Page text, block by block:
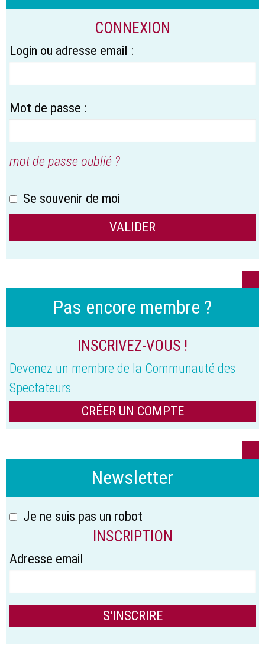
CONNEXION
Login ou adresse email :
Mot de passe :
mot de passe oublié ?
Se souvenir de moi
Pas encore membre ?
INSCRIVEZ-VOUS !
Devenez un membre de la Communauté des
Spectateurs
CRÉER UN COMPTE
Newsletter
Je ne suis pas un robot
INSCRIPTION
Adresse email